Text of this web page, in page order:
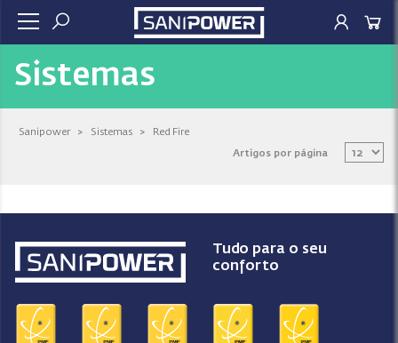
Sistemas
Sanipower > Sistemas > Red Fire
Artigos por página
Tudo para o seu
conforto